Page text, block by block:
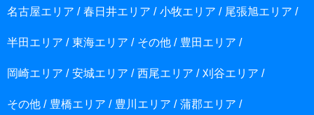
名古屋エリア 春日井エリア 小牧エリア 尾張旭エリア
半田エリア 東海エリア その他 豊田エリア
岡崎エリア 安城エリア 西尾エリア 刈谷エリア
その他 豊橋エリア 豊川エリア 蒲郡エリア